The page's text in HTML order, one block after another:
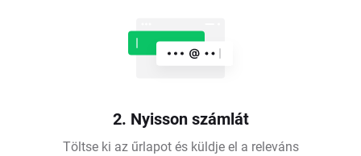
2. Nyisson számlát
Töltse ki az űrlapot és küldje el a releváns